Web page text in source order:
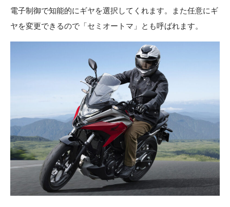
電子制御で知能的にギヤを選択してくれます。また任意にギ
ヤを変更できるので「セミオートマ」とも呼ばれます。